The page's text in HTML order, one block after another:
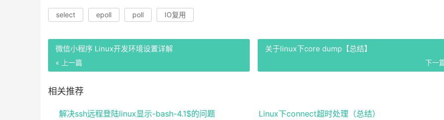
select epoll poll IO复用
微信小程序 Linux开发环境设置详解
« 上一篇
关于linux下core dump【总结】
下一
相关推荐
解决ssh远程登陆linux显示-bash-4.1$的问题 Linux下connect超时处理（总结）